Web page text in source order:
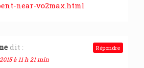
near-vo2max.html
dit :
à 11 h 21 min
Répondre